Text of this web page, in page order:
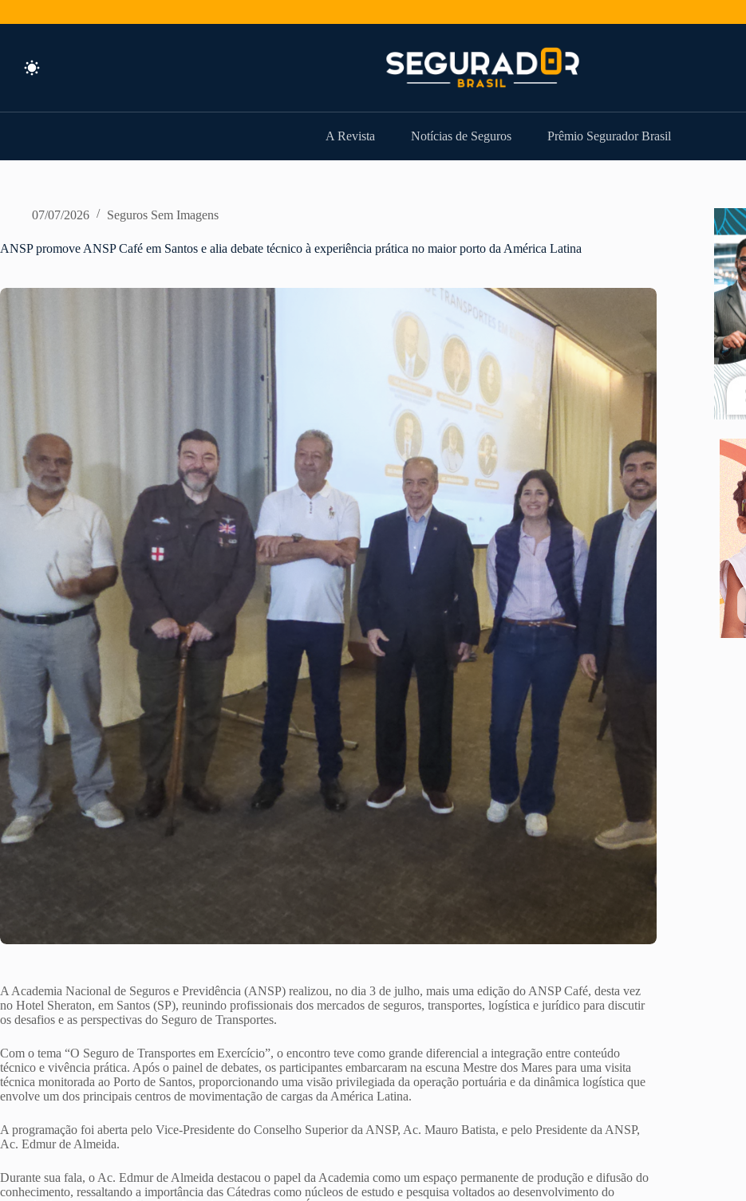
A Revista Notícias de Seguros Prêmio Segurador Brasil
07/07/2026 Seguros Sem Imagens
ANSP promove ANSP Café em Santos e alia debate técnico à experiência prática no maior porto da América Latina
A Academia Nacional de Seguros e Previdência (ANSP) realizou, no dia 3 de julho, mais uma edição do ANSP Café, desta vez
no Hotel Sheraton, em Santos (SP), reunindo profissionais dos mercados de seguros, transportes, logística e jurídico para discutir
os desafios e as perspectivas do Seguro de Transportes.
Com o tema “O Seguro de Transportes em Exercício”, o encontro teve como grande diferencial a integração entre conteúdo
técnico e vivência prática. Após o painel de debates, os participantes embarcaram na escuna Mestre dos Mares para uma visita
técnica monitorada ao Porto de Santos, proporcionando uma visão privilegiada da operação portuária e da dinâmica logística que
envolve um dos principais centros de movimentação de cargas da América Latina.
A programação foi aberta pelo Vice-Presidente do Conselho Superior da ANSP, Ac. Mauro Batista, e pelo Presidente da ANSP,
Ac. Edmur de Almeida.
Durante sua fala, o Ac. Edmur de Almeida destacou o papel da Academia como um espaço permanente de produção e difusão do
conhecimento, ressaltando a importância das Cátedras como núcleos de estudo e pesquisa voltados ao desenvolvimento do